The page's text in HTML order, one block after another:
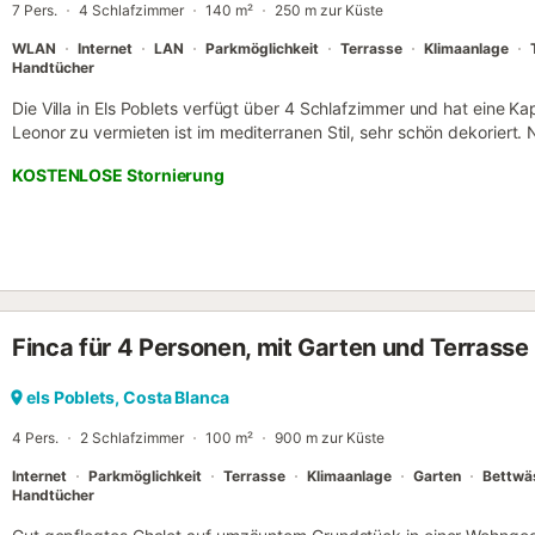
WLAN: In...
7 Pers. 4 Schlafzimmer 140 m² 250 m zur Küste
WLAN Internet LAN Parkmöglichkeit Terrasse Klimaanlage
Handtücher
Die Villa in Els Poblets verfügt über 4 Schlafzimmer und hat eine
Leonor zu vermieten ist im mediterranen Stil, sehr schön
km entfernt. und Els Poblets ca. 2 km entfernt. Die Villa verfügt
Pool (10x3m), mehrere überdachte und offene Terrassen. Der
und schönes Wohnzimmer mit offene Küche, komplett
eigenem WC, ein Einzelzimmer und ein Badezimmer mit Dusche.
verfügt über eine Klimaanlage im Wohnzimmer und
dem Grundstück, 1 Fernseher, Satelliten-TV (in den folgenden
Gefrierschrank, eine Waschmaschine, eine Spülmaschine, Geschirr/
KOSTENLOSE Stornierung
Finca für 4 Personen, mit Garten und Terrasse
els Poblets, Costa Blanca
4 Pers. 2 Schlafzimmer 100 m² 900 m zur Küste
Internet Parkmöglichkeit Terrasse Klimaanlage Garten
Handtücher